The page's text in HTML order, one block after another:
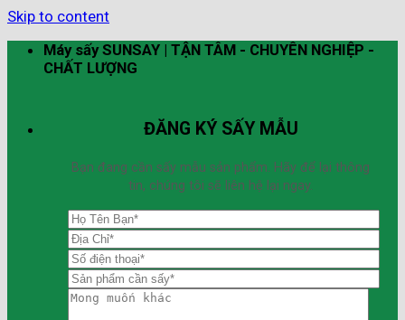
Skip to content
Máy sấy SUNSAY | TẬN TÂM - CHUYÊN NGHIỆP -
CHẤT LƯỢNG
ĐĂNG KÝ SẤY MẪU
Bạn đang cần sấy mẫu sản phẩm. Hãy để lại thông
tin, chúng tôi sẽ liên hệ lại ngay.